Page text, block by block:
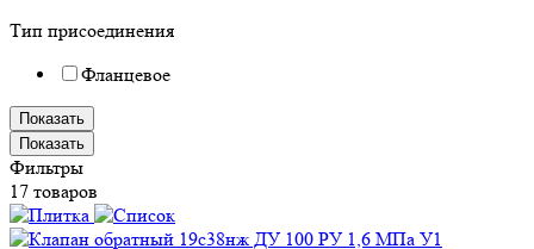
Тип присоединения
Фланцевое
Показать
Показать
Фильтры
17 товаров